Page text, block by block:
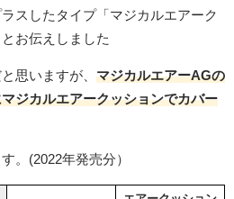
スしたタイプ「マジカルエアーク
お伝えしました
思いますが、 マジカルエアーAGの
ジカルエアークッションでカバー
。(2022年発売分）